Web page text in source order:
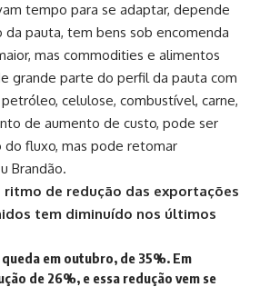
tempo para se adaptar, depende
da pauta, tem bens sob encomenda
mas commodities e alimentos
grande parte do perfil da pauta com
celulose, combustível, carne,
de aumento de custo, pode ser
do fluxo, mas pode retomar
Brandão.
ritmo de redução das exportações
tem diminuído nos últimos
em outubro, de 35%. Em
de 26%, e essa redução vem se